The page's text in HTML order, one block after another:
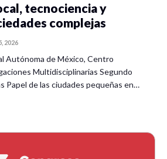
tecnociencia y
complejas
2026
Autónoma de México, Centro
Multidisciplinarias Segundo
Papel de las ciudades pequeñas en…